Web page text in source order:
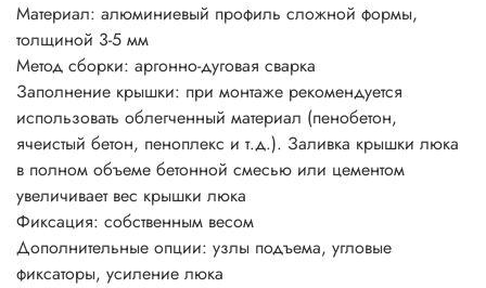
Материал: алюминиевый профиль сложной формы,
толщиной 3-5 мм
Метод сборки: аргонно-дуговая сварка
Заполнение крышки: при монтаже рекомендуется
использовать облегченный материал (пенобетон,
ячеистый бетон, пеноплекс и т.д.). Заливка крышки люка
в полном объеме бетонной смесью или цементом
увеличивает вес крышки люка
Фиксация: собственным весом
Дополнительные опции: узлы подъема, угловые
фиксаторы, усиление люка